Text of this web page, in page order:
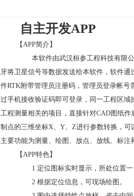
自主开发APP
【APP简介】
本软件由武汉桓参工程科技有限公司
牙将卫星信号等数据发送给本软件，软件
件RTK附带管理员注册码，管理员登录帐
过手机接收验证码即可登录，同一工程区
工程测量相关的项目，直接针对CAD图纸
制点的三维坐标X、Y、Z进行参数转换，
主要功能为测量、绘图、放点、放线、标注
【APP特色】
1 定位图标实时显示，所处位置一
2 根据定位信息，可现场绘图。